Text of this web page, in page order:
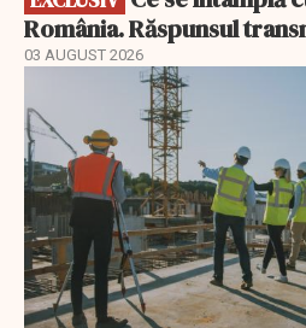
România. Răspunsul
03 AUGUST 2026